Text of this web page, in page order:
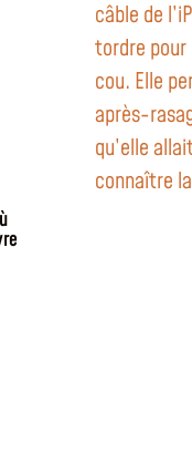
câble de
tordre pour
cou. Elle
après-
qu’elle
connaître